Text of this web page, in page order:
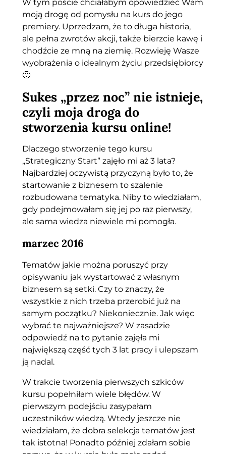
W tym poście chciałabym opowiedzieć Wam
moją drogę od pomysłu na kurs do jego
premiery. Uprzedzam, że to długa historia,
ale pełna zwrotów akcji, także bierzcie kawę i
chodźcie ze mną na ziemię. Rozwieję Wasze
wyobrażenia o idealnym życiu przedsiębiorcy
🙂
Sukes „przez noc” nie istnieje,
czyli moja droga do
stworzenia kursu online!
Dlaczego stworzenie tego kursu
„Strategiczny Start” zajęło mi aż 3 lata?
Najbardziej oczywistą przyczyną było to, że
startowanie z biznesem to szalenie
rozbudowana tematyka. Niby to wiedziałam,
gdy podejmowałam się jej po raz pierwszy,
ale sama wiedza niewiele mi pomogła.
marzec 2016
Tematów jakie można poruszyć przy
opisywaniu jak wystartować z własnym
biznesem są setki. Czy to znaczy, że
wszystkie z nich trzeba przerobić już na
samym początku? Niekoniecznie. Jak więc
wybrać te najważniejsze? W zasadzie
odpowiedź na to pytanie zajęła mi
największą część tych 3 lat pracy i ulepszam
ją nadal.
W trakcie tworzenia pierwszych szkiców
kursu popełniłam wiele błędów. W
pierwszym podejściu zasypałam
uczestników wiedzą. Wtedy jeszcze nie
wiedziałam, że dobra selekcja tematów jest
tak istotna! Ponadto później zdałam sobie